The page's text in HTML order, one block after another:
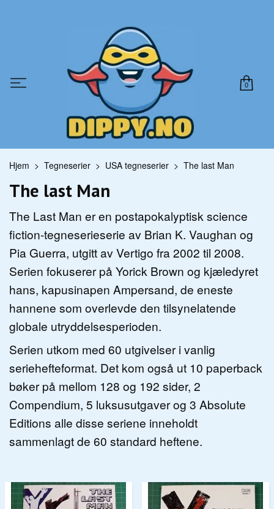
0
Hjem Tegneserier USA tegneserier The last Man
The last Man
The Last Man er en postapokalyptisk science
fiction-tegneserieserie av Brian K. Vaughan og
Pia Guerra, utgitt av Vertigo fra 2002 til 2008.
Serien fokuserer på Yorick Brown og kjæledyret
hans, kapusinapen Ampersand, de eneste
hannene som overlevde den tilsynelatende
globale utryddelsesperioden.
Serien utkom med 60 utgivelser i vanlig
seriehefteformat. Det kom også ut 10 paperback
bøker på mellom 128 og 192 sider, 2
Compendium, 5 luksusutgaver og 3 Absolute
Editions alle disse seriene inneholdt
sammenlagt de 60 standard heftene.